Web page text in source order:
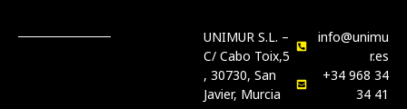
UNIMUR S.L. –
C/ Cabo Toix,5
, 30730, San
Javier, Murcia
info@unimu
r.es
+34 968 34
34 41